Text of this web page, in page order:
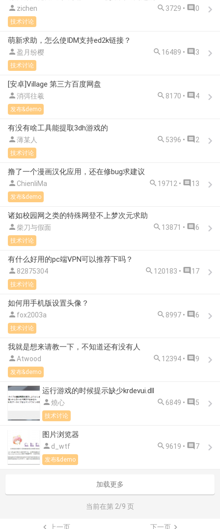
 zichen  3729 •  0
技术讨论
萌新求助，怎么使IDM支持ed2k链接？
盈月纷樱  16489 •  3
技术讨论
[安卓]Village 第三方百度网盘
消弭往羲  8170 •  4
发布&demo
有没有啥工具能提取3dh游戏的
薄某人  5396 •  2
技术讨论
撸了一个漫画汉化应用，还在修bug求建议
 ChienliMa  19712 •  13
发布&demo
诸如校园网之类的特殊网登不上梦次元求助
 柴刀与假面  13871 •  6
技术讨论
有什么好用的pc端VPN可以推荐下吗？
 82875304  120183 •  17
技术讨论
如何用手机版设置头像？
 fox2003a  8997 •  6
技术讨论
我就是想来请教一下，不知道还有没有人
Atwood  12394 •  9
发布&demo
运行游戏的时候提示缺少krdevui.dll
燒心  6849 •  5
技术讨论
图片浏览器
 d_wtf  9619 •  7
发布&demo
加载更多
当前在第 2/9 页
上一页 下一页